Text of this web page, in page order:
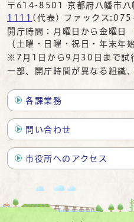
〒614-8501 京都府八幡市八
1111 (代表) ファックス
開庁時間：月曜日から金曜
（土曜・日曜・祝日・年末年
※7月1日から9月30日まで試
一部、開庁時間が異なる組織
各課業務
問い合わせ
市役所へのアクセス